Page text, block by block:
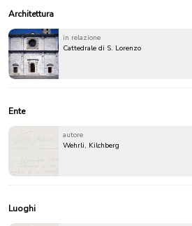
Architettura
in relazione
Cattedrale di S. Lorenzo
Ente
autore
Wehrli, Kilchberg
Luoghi